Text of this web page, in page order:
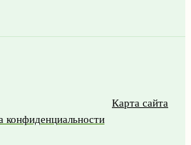
Карта сайта
конфиденциальности